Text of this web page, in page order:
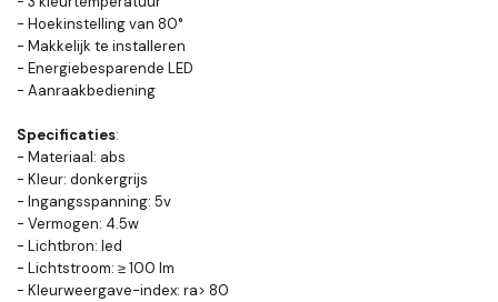
- Hoekinstelling van 80°
- Makkelijk te installeren
- Energiebesparende LED
- Aanraakbediening
Specificaties:
- Materiaal: abs
- Kleur: donkergrijs
- Ingangsspanning: 5v
- Vermogen: 4.5w
- Lichtbron: led
- Lichtstroom: ≥ 100 lm
- Kleurweergave-index: ra> 80